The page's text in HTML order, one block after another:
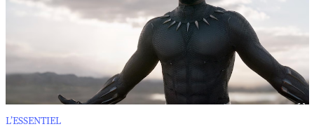
L’ESSENTIEL